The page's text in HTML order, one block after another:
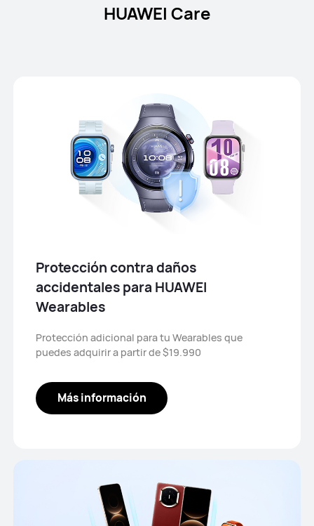
HUAWEI Care
Protección contra daños
accidentales para HUAWEI
Wearables
Protección adicional para tu Wearables que
puedes adquirir a partir de $19.990
Más información